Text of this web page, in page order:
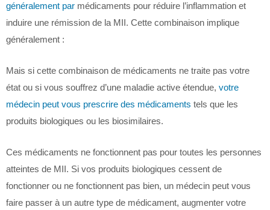
généralement par médicaments pour réduire l’inflammation et
induire une rémission de la MII. Cette combinaison implique
généralement :
Mais si cette combinaison de médicaments ne traite pas votre
état ou si vous souffrez d’une maladie active étendue, votre
médecin peut vous prescrire des médicaments tels que les
produits biologiques ou les biosimilaires.
Ces médicaments ne fonctionnent pas pour toutes les personnes
atteintes de MII. Si vos produits biologiques cessent de
fonctionner ou ne fonctionnent pas bien, un médecin peut vous
faire passer à un autre type de médicament, augmenter votre